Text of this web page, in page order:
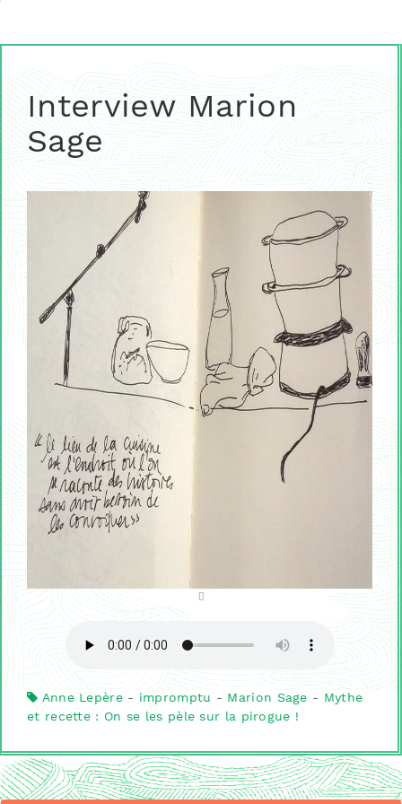
Interview Marion
Sage
Anne Lepère- impromptu - Marion Sage - Mythe
et recette : On se les pèle sur la pirogue !